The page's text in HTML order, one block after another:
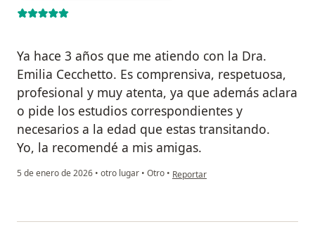
Ya hace 3 años que me atiendo con la Dra.
Emilia Cecchetto. Es comprensiva, respetuosa,
profesional y muy atenta, ya que además aclara
o pide los estudios correspondientes y
necesarios a la edad que estas transitando.
Yo, la recomendé a mis amigas.
5 de enero de 2026 • otro lugar • Otro • en opinión del usuario Josefina
Reportar